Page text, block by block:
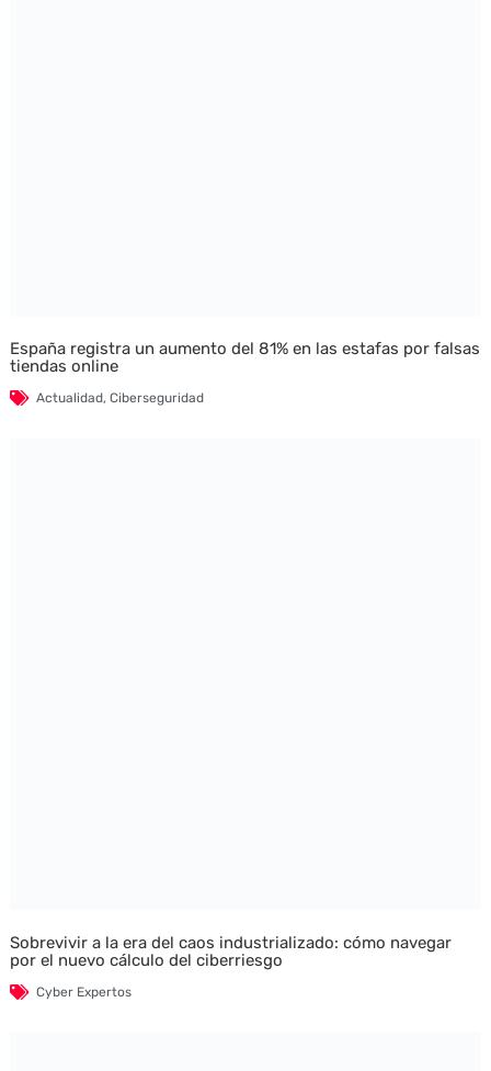
España registra un aumento del 81% en las estafas por falsas
tiendas online
Actualidad, Ciberseguridad
Sobrevivir a la era del caos industrializado: cómo navegar
por el nuevo cálculo del ciberriesgo
Cyber Expertos